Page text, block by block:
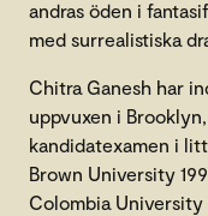
andras öden i
med surrealistiska
Chitra Ganesh har
uppvuxen i
kandidatexamen i
Brown University
Colombia University